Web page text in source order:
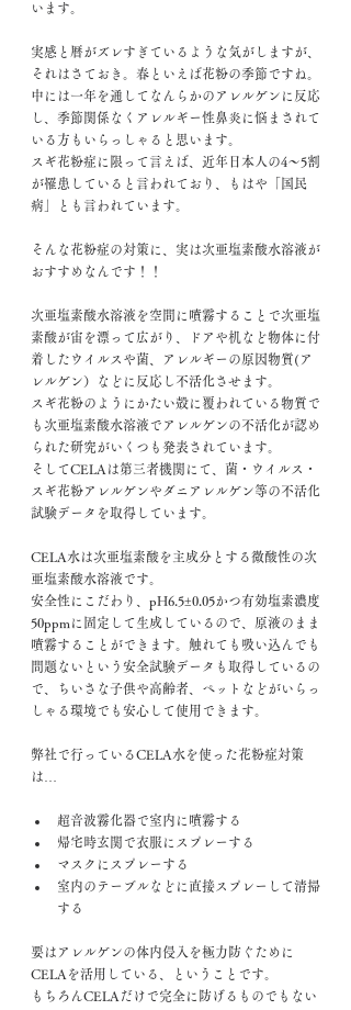
います。
実感と暦がズレすぎているような気がしますが、
それはさておき。春といえば花粉の季節ですね。
中には一年を通してなんらかのアレルゲンに反応
し、季節関係なくアレルギー性鼻炎に悩まされて
いる方もいらっしゃると思います。
スギ花粉症に限って言えば、近年日本人の4～5割
が罹患していると言われており、もはや「国民
病」とも言われています。
そんな花粉症の対策に、実は次亜塩素酸水溶液が
おすすめなんです！！
次亜塩素酸水溶液を空間に噴霧することで次亜塩
素酸が宙を漂って広がり、ドアや机など物体に付
着したウイルスや菌、アレルギーの原因物質(ア
レルゲン）などに反応し不活化させます。
スギ花粉のようにかたい殻に覆われている物質で
も次亜塩素酸水溶液でアレルゲンの不活化が認め
られた研究がいくつも発表されています。
そしてCELAは第三者機関にて、菌・ウイルス・
スギ花粉アレルゲンやダニアレルゲン等の不活化
試験データを取得しています。
CELA水は次亜塩素酸を主成分とする微酸性の次
亜塩素酸水溶液です。
安全性にこだわり、pH6.5±0.05かつ有効塩素濃度
50ppmに固定して生成しているので、原液のまま
噴霧することができます。触れても吸い込んでも
問題ないという安全試験データも取得しているの
で、ちいさな子供や高齢者、ペットなどがいらっ
しゃる環境でも安心して使用できます。
弊社で行っているCELA水を使った花粉症対策
は…
超音波霧化器で室内に噴霧する
帰宅時玄関で衣服にスプレーする
マスクにスプレーする
室内のテーブルなどに直接スプレーして清掃
する
要はアレルゲンの体内侵入を極力防ぐために
CELAを活用している、ということです。
もちろんCELAだけで完全に防げるものでもない